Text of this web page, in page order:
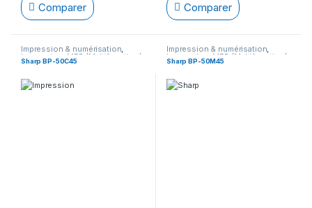
Comparer Comparer
Impression & numérisation,
Impression,MFP (Multifonction)
Sharp BP-50C45
Impression & numérisation,
Impression,MFP (Multifonction)
Sharp BP-50M45